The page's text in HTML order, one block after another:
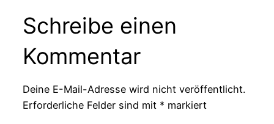
Schreibe einen
Kommentar
Deine E-Mail-Adresse wird nicht veröffentlicht.
Erforderliche Felder sind mit * markiert